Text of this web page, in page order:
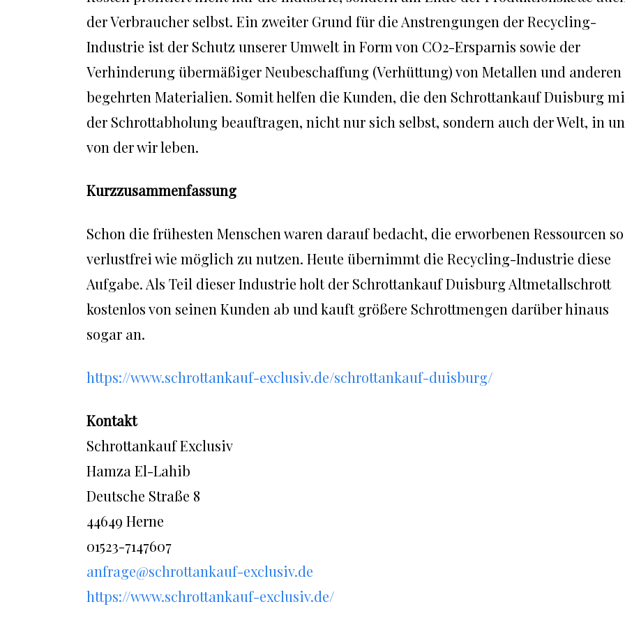
der Verbraucher selbst. Ein zweiter Grund für die Anstrengungen der Recycling-
Industrie ist der Schutz unserer Umwelt in Form von CO2-Ersparnis sowie der
Verhinderung übermäßiger Neubeschaffung (Verhüttung) von Metallen und anderen
begehrten Materialien. Somit helfen die Kunden, die den Schrottankauf Duisburg
der Schrottabholung beauftragen, nicht nur sich selbst, sondern auch der Welt, in
von der wir leben.
Kurzzusammenfassung
Schon die frühesten Menschen waren darauf bedacht, die erworbenen Ressourcen so
verlustfrei wie möglich zu nutzen. Heute übernimmt die Recycling-Industrie diese
Aufgabe. Als Teil dieser Industrie holt der Schrottankauf Duisburg Altmetallschrott
kostenlos von seinen Kunden ab und kauft größere Schrottmengen darüber hinaus
sogar an.
https://www.schrottankauf-exclusiv.de/schrottankauf-duisburg/
Kontakt
Schrottankauf Exclusiv
Hamza El-Lahib
Deutsche Straße 8
44649 Herne
01523-7147607
anfrage@schrottankauf-exclusiv.de
https://www.schrottankauf-exclusiv.de/